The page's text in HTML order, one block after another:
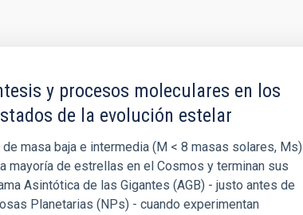
y procesos moleculares en los
de la evolución estelar
masa baja e intermedia (M < 8 masas solares, Ms)
mayoría de estrellas en el Cosmos y terminan sus
Asintótica de las Gigantes (AGB) - justo antes de
Planetarias (NPs) - cuando experimentan